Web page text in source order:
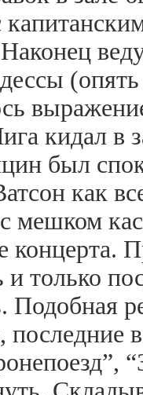
кидал в
был
как
мешком
концерта.
и только
Подобная
последние